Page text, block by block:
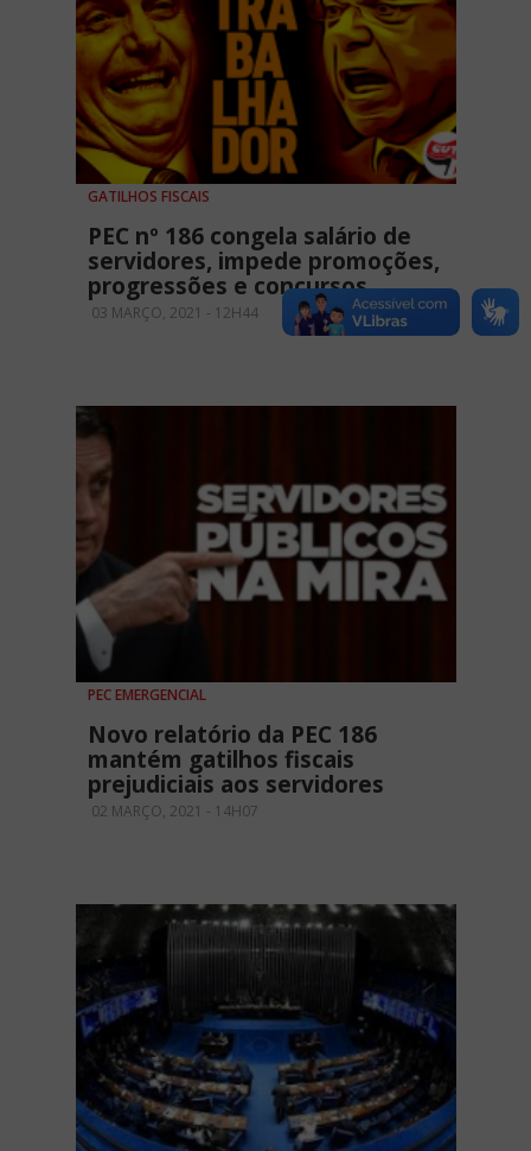
GATILHOS FISCAIS
PEC nº 186 congela salário de
servidores, impede promoções,
progressões e concursos
03 MARÇO, 2021 - 12H44
PEC EMERGENCIAL
Novo relatório da PEC 186
mantém gatilhos fiscais
prejudiciais aos servidores
02 MARÇO, 2021 - 14H07